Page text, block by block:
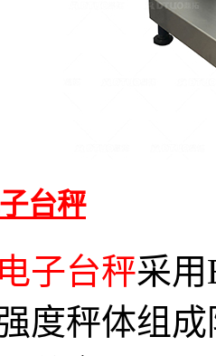
台秤
电子台秤采
度秤体组